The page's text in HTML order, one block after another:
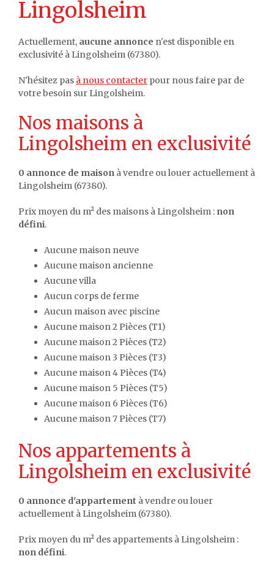
Lingolsheim
Actuellement, aucune annonce n'est disponible en
exclusivité à Lingolsheim (67380).
N'hésitez pas à nous contacter pour nous faire par de
votre besoin sur Lingolsheim.
Nos maisons à
Lingolsheim en exclusivité
0 annonce de maison à vendre ou louer actuellement à
Lingolsheim (67380).
Prix moyen du m² des maisons à Lingolsheim : non
défini.
Aucune maison neuve
Aucune maison ancienne
Aucune villa
Aucun corps de ferme
Aucun maison avec piscine
Aucune maison 2 Pièces (T1)
Aucune maison 2 Pièces (T2)
Aucune maison 3 Pièces (T3)
Aucune maison 4 Pièces (T4)
Aucune maison 5 Pièces (T5)
Aucune maison 6 Pièces (T6)
Aucune maison 7 Pièces (T7)
Nos appartements à
Lingolsheim en exclusivité
0 annonce d'appartement à vendre ou louer
actuellement à Lingolsheim (67380).
Prix moyen du m² des appartements à Lingolsheim :
non défini.